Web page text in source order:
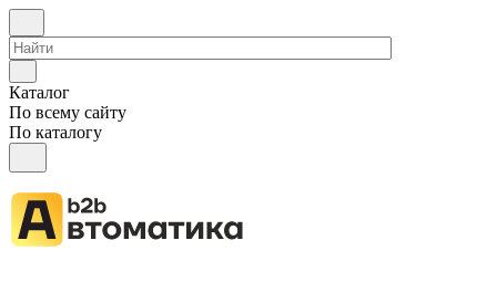
Каталог
По всему сайту
По каталогу